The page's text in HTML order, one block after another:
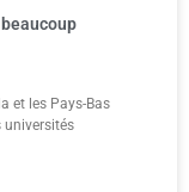
et les Pays-Bas
universités